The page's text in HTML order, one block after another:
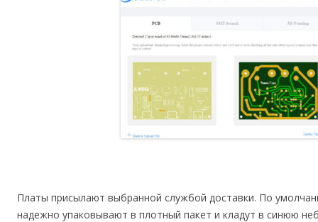
Платы присылают выбранной службой доставки. По
надежно упаковывают в плотный пакет и кладут в синюю